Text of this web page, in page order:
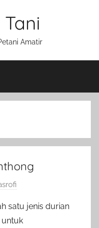
Amatir
satu jenis durian
untuk